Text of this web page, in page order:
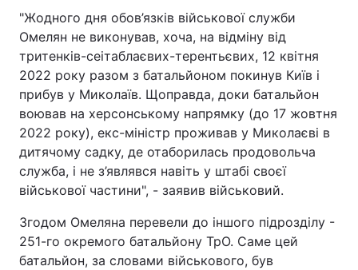
"Жодного дня обов’язків військової служби
Омелян не виконував, хоча, на відміну від
тритенків-сеітаблаєвих-терентьєвих, 12 квітня
2022 року разом з батальйоном покинув Київ і
прибув у Миколаїв. Щоправда, доки батальйон
воював на херсонському напрямку (до 17 жовтня
2022 року), екс-міністр проживав у Миколаєві в
дитячому садку, де отаборилась продовольча
служба, і не з’являвся навіть у штабі своєї
військової частини", - заявив військовий.
Згодом Омеляна перевели до іншого підрозділу -
251-го окремого батальйону ТрО. Саме цей
батальйон, за словами військового, був